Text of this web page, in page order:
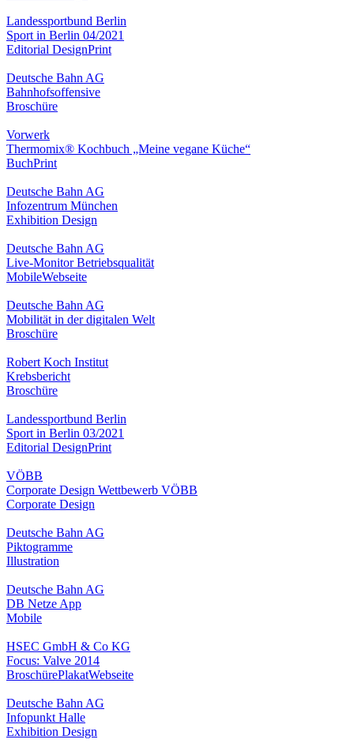
Landessportbund Berlin
Sport in Berlin 04/2021
Editorial DesignPrint
Deutsche Bahn AG
Bahnhofsoffensive
Broschüre
Vorwerk
Thermomix® Kochbuch „Meine vegane Küche“
BuchPrint
Deutsche Bahn AG
Infozentrum München
Exhibition Design
Deutsche Bahn AG
Live-Monitor Betriebsqualität
MobileWebseite
Deutsche Bahn AG
Mobilität in der digitalen Welt
Broschüre
Robert Koch Institut
Krebsbericht
Broschüre
Landessportbund Berlin
Sport in Berlin 03/2021
Editorial DesignPrint
VÖBB
Corporate Design Wettbewerb VÖBB
Corporate Design
Deutsche Bahn AG
Piktogramme
Illustration
Deutsche Bahn AG
DB Netze App
Mobile
HSEC GmbH & Co KG
Focus: Valve 2014
BroschürePlakatWebseite
Deutsche Bahn AG
Infopunkt Halle
Exhibition Design